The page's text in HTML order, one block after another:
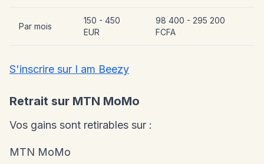
Par mois
150 - 450
EUR
98 400 - 295 200
FCFA
S'inscrire sur I am Beezy
Retrait sur MTN MoMo
Vos gains sont retirables sur :
MTN MoMo